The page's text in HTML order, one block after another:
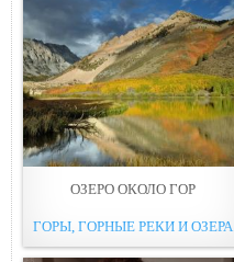
ОЗЕРО ОКОЛО ГОР
ГОРЫ, ГОРНЫЕ РЕКИ И ОЗЕРА